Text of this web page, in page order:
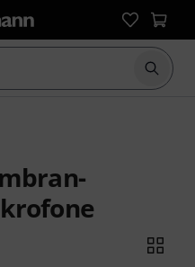
Suche